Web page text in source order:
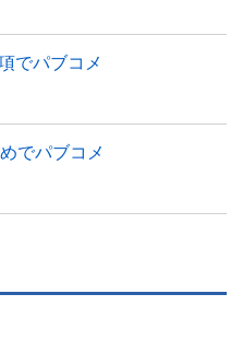
でパブコメ
でパブコメ